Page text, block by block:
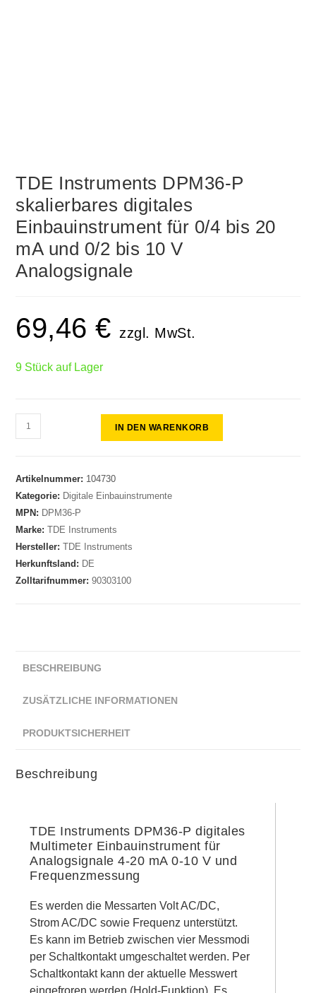
TDE Instruments DPM36-P
skalierbares digitales
Einbauinstrument für 0/4 bis 20
mA und 0/2 bis 10 V
Analogsignale
69,46€ zzgl. MwSt.
9 Stück auf Lager
IN DEN WARENKORB
Artikelnummer: 104730
Kategorie: Digitale Einbauinstrumente
MPN: DPM36-P
Marke:TDE Instruments
Hersteller:TDE Instruments
Herkunftsland: DE
Zolltarifnummer:90303100
BESCHREIBUNG
ZUSÄTZLICHE INFORMATIONEN
PRODUKTSICHERHEIT
Beschreibung
TDE Instruments DPM36-P digitales
Multimeter Einbauinstrument für
Analogsignale 4-20 mA 0-10 V und
Frequenzmessung
Es werden die Messarten Volt AC/DC,
Strom AC/DC sowie Frequenz unterstützt.
Es kann im Betrieb zwischen vier Messmodi
per Schaltkontakt umgeschaltet werden. Per
Schaltkontakt kann der aktuelle Messwert
eingefroren werden (Hold-Funktion). Es